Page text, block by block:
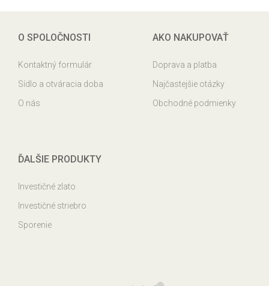
O SPOLOČNOSTI
Kontaktný formulár
Sídlo a otváracia doba
O nás
AKO NAKUPOVAŤ
Doprava a platba
Najčastejšie otázky
Obchodné podmienky
ĎALŠIE PRODUKTY
Investičné zlato
Investičné striebro
Sporenie